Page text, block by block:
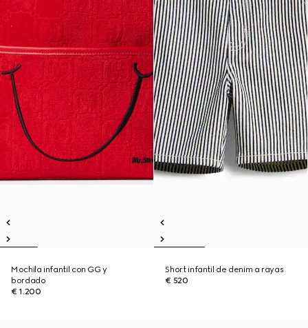
Mochila infantil con GG y
bordado
€ 1.200
Short infantil de denim a rayas
€ 520